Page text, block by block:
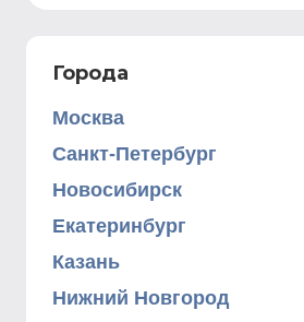
Города
Москва
Санкт-Петербург
Новосибирск
Екатеринбург
Казань
Нижний Новгород